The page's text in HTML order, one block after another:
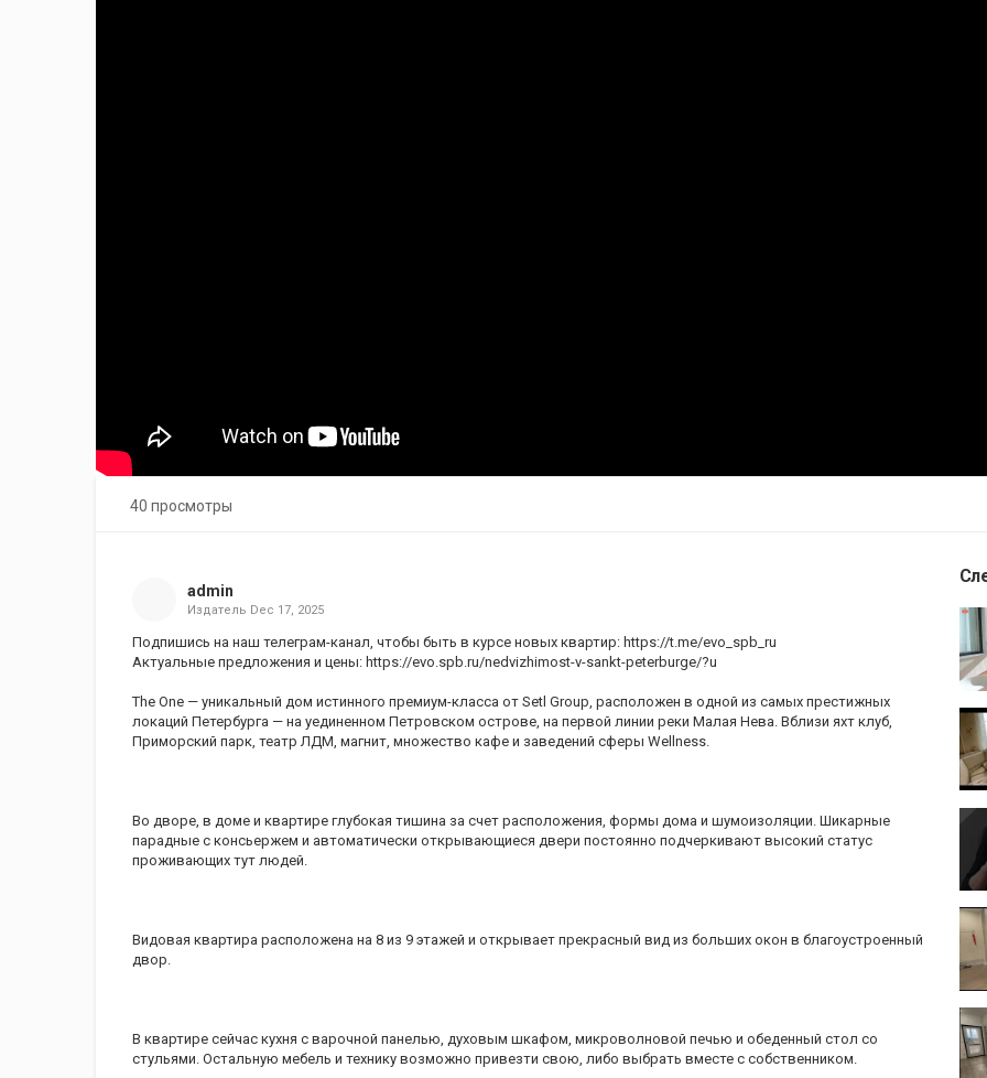
40 просмотры
admin
Издатель Dec 17, 2025
Подпишись на наш телеграм-канал, чтобы быть в курсе новых квартир: https://t.me/evo_spb_ru
Актуальные предложения и цены: https://evo.spb.ru/nedvizhimost-v-sankt-peterburge/?u
The One — уникальный дом истинного премиум-класса от Setl Group, расположен в одной из самых престижных
локаций Петербурга — на уединенном Петровском острове, на первой линии реки Малая Нева. Вблизи яхт клуб,
Приморский парк, театр ЛДМ, магнит, множество кафе и заведений сферы Wellness.
Во дворе, в доме и квартире глубокая тишина за счет расположения, формы дома и шумоизоляции. Шикарные
парадные с консьержем и автоматически открывающиеся двери постоянно подчеркивают высокий статус
проживающих тут людей.
Видовая квартира расположена на 8 из 9 этажей и открывает прекрасный вид из больших окон в благоустроенный
двор.
В квартире сейчас кухня с варочной панелью, духовым шкафом, микроволновой печью и обеденный стол со
стульями. Остальную мебель и технику возможно привезти свою, либо выбрать вместе с собственником.